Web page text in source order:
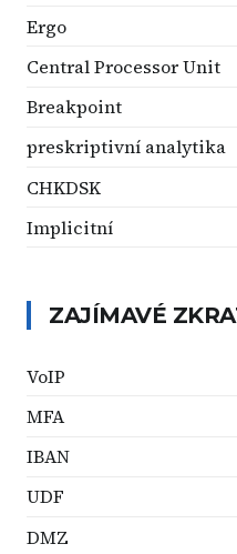
Ergo
Central Processor Unit
Breakpoint
preskriptivní analytika
CHKDSK
Implicitní
ZAJÍMAVÉ
VoIP
MFA
IBAN
UDF
DMZ